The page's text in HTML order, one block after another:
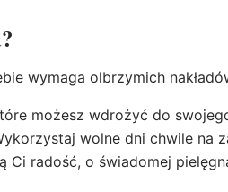
wymaga olbrzymich
możesz wdrożyć do
wolne dni chwile na
Ci radość, o świadomej